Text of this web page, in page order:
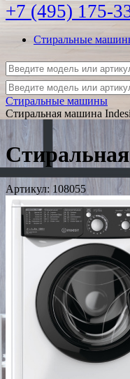
+7 (495) 175-
Стиральные
Стиральные машины
Стиральная машина
Артикул: 108055